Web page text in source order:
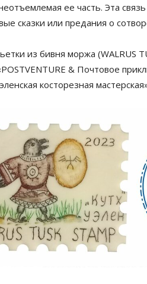
ее часть. Эта
сказки или предания о
из бивня моржа (WALRUS
& Почтовое
косторезная